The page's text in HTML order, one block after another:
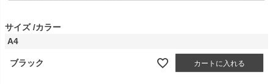
サイズ カラー
A4
ブラック カートに入れる